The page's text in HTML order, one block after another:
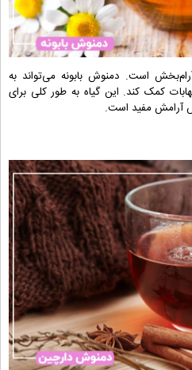
است. دمنوش بابونه می‌تواند به
کمک کند. این گیاه به طور کلی برای
آرامش مفید است.